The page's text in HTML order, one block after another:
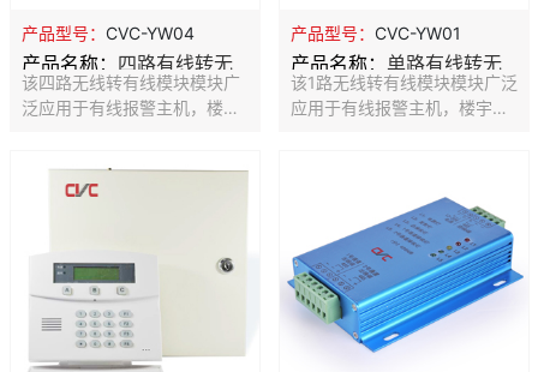
产品型号： CVC-YW04
产品名称： 四路有线转无
线模块
该四路无线转有线模块模块广
泛应用于有线报警主机，楼宇
探测器，烟雾探测器，门磁探
可以根据客户需要定做多路无
线转有线模块。4路相对独立
的转换组。 4路继电器输出，
常闭/常开可选。支持KEELOQ
滚动码格式无线信号。自动学
产品型号： CVC-YW01
产品名称： 单路有线转无
线模块
该1路无线转有线模块模块广泛
应用于有线报警主机，楼宇对
测器，紧急按钮等)的信号转换
成继 电器开关量信号输出。可
以根据客户需要定做多路无线
转有线模块。1路相对独立的转
换组。 1路继电器输出，常闭/
常开可选。支持KEELOQ滚动
码格式无线信号。自动学习对